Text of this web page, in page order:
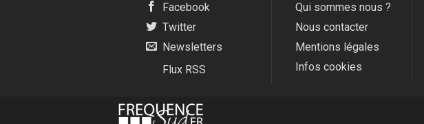
Facebook
Twitter
Newsletters
Flux RSS
Qui sommes nous ?
Nous contacter
Mentions légales
Infos cookies